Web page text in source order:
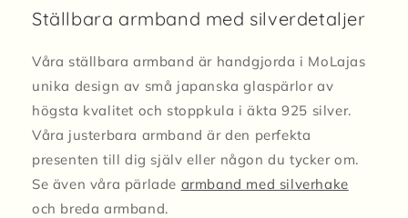
Ställbara armband med silverdetaljer
Våra ställbara armband är handgjorda i MoLajas
unika design av små japanska glaspärlor av
högsta kvalitet och stoppkula i äkta 925 silver.
Våra justerbara armband är den perfekta
presenten till dig själv eller någon du tycker om.
Se även våra pärlade armband med silverhake
och breda armband.